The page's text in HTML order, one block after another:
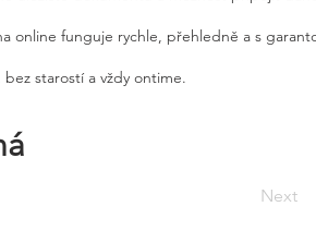
online funguje rychle, přehledně a s
starostí a vždy ontime.
Next